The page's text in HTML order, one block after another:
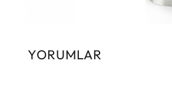
YORUMLAR